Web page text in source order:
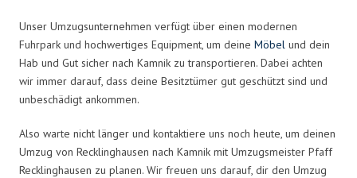
Unser Umzugsunternehmen verfügt über einen modernen
Fuhrpark und hochwertiges Equipment, um deine Möbel und dein
Hab und Gut sicher nach Kamnik zu transportieren. Dabei achten
wir immer darauf, dass deine Besitztümer gut geschützt sind und
unbeschädigt ankommen.
Also warte nicht länger und kontaktiere uns noch heute, um deinen
Umzug von Recklinghausen nach Kamnik mit Umzugsmeister Pfaff
Recklinghausen zu planen. Wir freuen uns darauf, dir den Umzug